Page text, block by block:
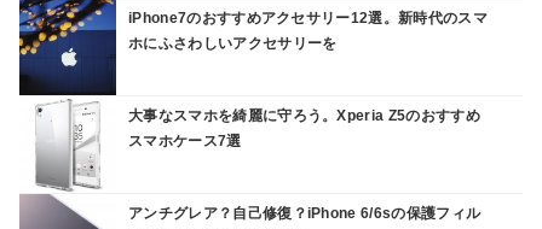
iPhone7のおすすめアクセサリー12選。新時代のスマ
ホにふさわしいアクセサリーを
大事なスマホを綺麗に守ろう。Xperia Z5のおすすめ
スマホケース7選
アンチグレア？自己修復？iPhone 6/6sの保護フィル